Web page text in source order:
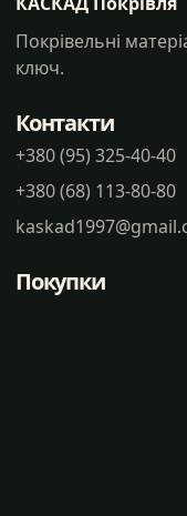
Покрівельні
ключ.
Контакти
+380 (95) 325-40-40
+380 (68) 113-80-80
Покупки